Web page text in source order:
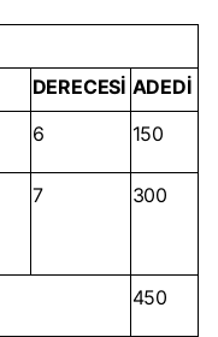
DERECESİ ADEDİ
6 150
7 300
450